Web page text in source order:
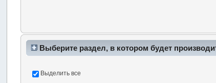
Выберите раздел, в котором будет
Выделить все